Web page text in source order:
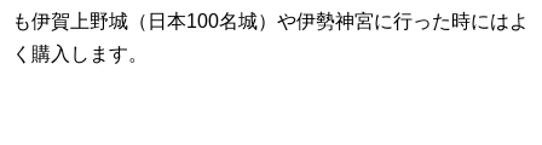
も伊賀上野城（日本100名城）や伊勢神宮に行った時にはよ
く購入します。